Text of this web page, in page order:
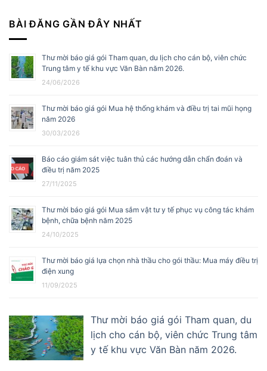
BÀI ĐĂNG GẦN ĐÂY NHẤT
Thư mời báo giá gói Tham quan, du lịch cho cán bộ, viên chức
Trung tâm y tế khu vực Văn Bàn năm 2026.
24/06/2026
Thư mời báo giá gói Mua hệ thống khám và điều trị tai mũi họng
năm 2026
30/03/2026
Báo cáo giám sát việc tuân thủ các hướng dẫn chẩn đoán và
điều trị năm 2025
27/11/2025
Thư mời báo giá gói Mua sắm vật tư y tế phục vụ công tác khám
bệnh, chữa bệnh năm 2025
24/10/2025
Thư mời báo giá lựa chọn nhà thầu cho gói thầu: Mua máy điều trị
điện xung
11/09/2025
Thư mời báo giá gói Tham quan, du
lịch cho cán bộ, viên chức Trung tâm
y tế khu vực Văn Bàn năm 2026.